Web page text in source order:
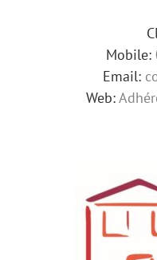
Mobile:
Email:
Web: